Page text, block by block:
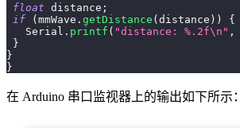
float distance ;
if
(mmWave . getDistance (distance ) )
{
   Serial
. printf ( "distance: %.2f\n" ,
}
}
}
在 Arduino 串口监视器上的输出如下所示：